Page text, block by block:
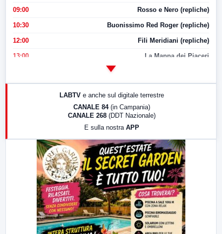
09:00 Rosso e Nero (repliche)
10:30 Buonissimo Red Roger (repliche)
12:00 Fili Meridiani (repliche)
13:00 La Mappa dei Piaceri
LabNews (replica)
LABTV e anche sul digitale terrestre
CANALE 84 (in Campania)
CANALE 268 (DDT Nazionale)
E sulla nostra APP